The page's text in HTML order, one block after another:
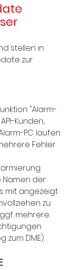
stellen in
zur
"Alarm-
Kunden,
PC laufen
Fehler
der
mit angezeigt
zu
mehrere
zum DME).